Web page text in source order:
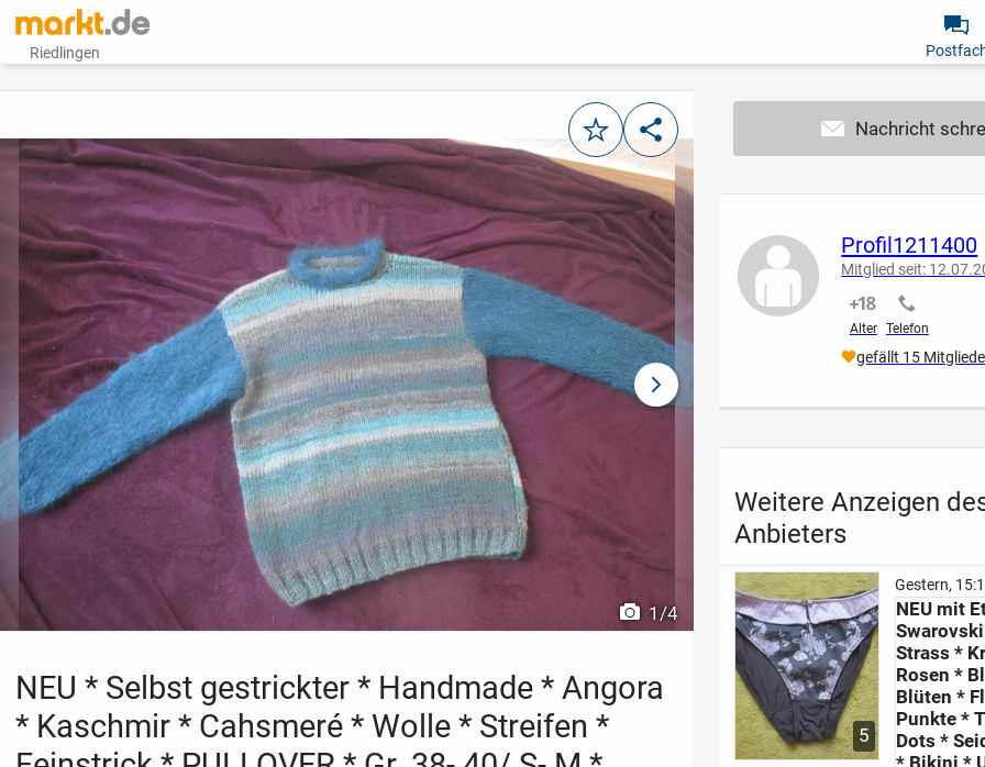
Riedlingen
MerkenTeilen
vorheriges Bild
1/4
nächstes Bild
NEU * Selbst gestrickter * Handmade * Angora
* Kaschmir * Cahsmeré * Wolle * Streifen *
Profil1211400
Mitglied seit:
Alter
nicht verifiziert
Telefon
nicht
gefällt 15
Weitere Anzeigen
Anbieters
5
Gestern,
NEU mit
Strass *
Rosen *
Blüten *
Punkte *
Dots *